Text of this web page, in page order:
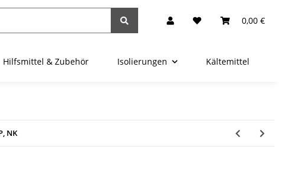
0,00 €
Hilfsmittel & Zubehör Isolierungen Kältemittel
NK